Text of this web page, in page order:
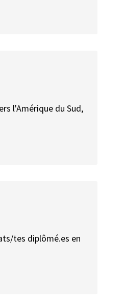
l'Amérique du Sud,
tes diplômé.es en